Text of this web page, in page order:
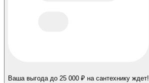
Ваша выгода до 25 000 ₽ на сантехнику ждет!